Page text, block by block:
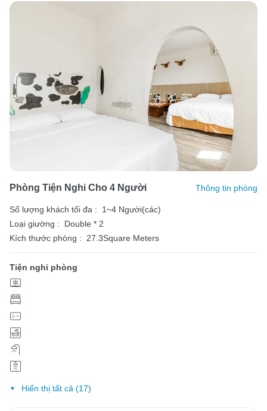
Phòng Tiện Nghi Cho 4 Người Thông tin phòng
Số lượng khách tối đa :
1~4 Người(các)
Loại giường :
Double * 2
Kích thước phòng : 27.3Square Meters
Tiện nghi phòng
Hiển thị tất cả (17)